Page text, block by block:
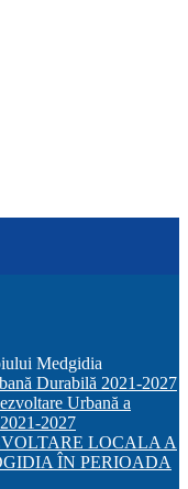
Medgidia
Durabilă 2021-2027
Urbană a
2027
LOCALA A
ÎN PERIOADA